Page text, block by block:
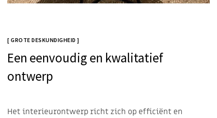
[ GROTE DESKUNDIGHEID ]
Een eenvoudig en kwalitatief
ontwerp
Het interieurontwerp richt zich op efficiënt en